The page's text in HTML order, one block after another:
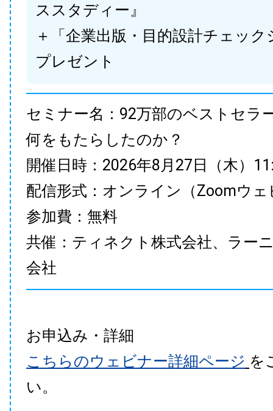
ススタディー』
＋「企業出版・目的設計チェック
プレゼント
セミナー名：92万部のベストセラ
何をもたらしたのか？
開催日時：2026年8月27日（木）
配信形式：オンライン（Zoomウェ
参加費：無料
共催：ティネクト株式会社、ラー
会社
お申込み・詳細
こちらのウェビナー詳細ページ を
い。